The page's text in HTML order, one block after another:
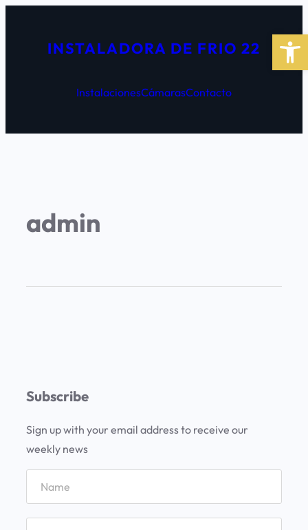
Abrir
INSTALADORA DE FRIO 22
InstalacionesCámarasContacto
admin
Subscribe
Sign up with your email address to receive our
weekly news